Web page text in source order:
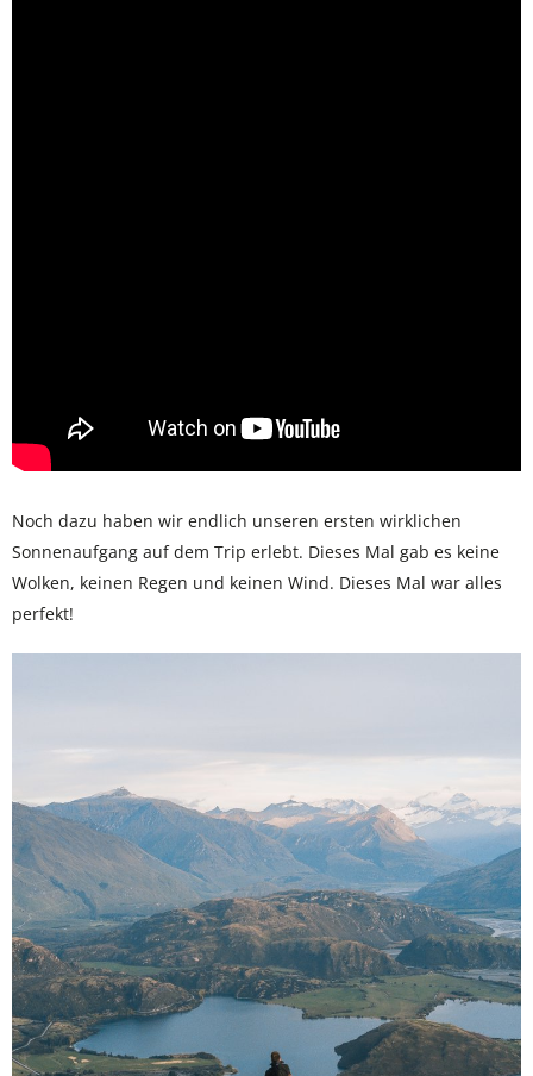
Noch dazu haben wir endlich unseren ersten wirklichen
Sonnenaufgang auf dem Trip erlebt. Dieses Mal gab es keine
Wolken, keinen Regen und keinen Wind. Dieses Mal war alles
perfekt!